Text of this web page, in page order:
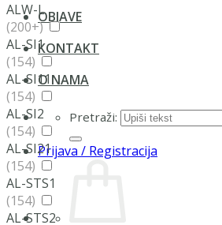
OBJAVE
KONTAKT
O NAMA
Pretraži:
Prijava / Registracija
ALW-L
(200+)
AL-SI1
(154)
AL-SI11
(154)
AL-SI2
(154)
AL-SI21
(154)
AL-STS1
(154)
AL-STS2